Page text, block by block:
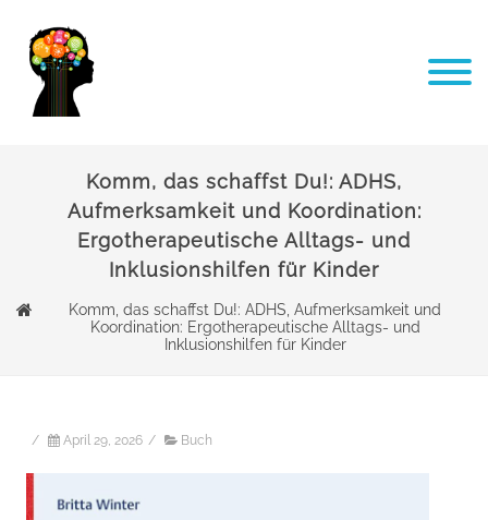
Komm, das schaffst Du!: ADHS,
Aufmerksamkeit und Koordination:
Ergotherapeutische Alltags- und
Inklusionshilfen für Kinder
Komm, das schaffst Du!: ADHS, Aufmerksamkeit und
Koordination: Ergotherapeutische Alltags- und
Inklusionshilfen für Kinder
/ April 29, 2026 / Buch